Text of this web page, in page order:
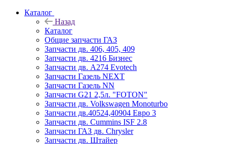
Каталог
Назад
Каталог
Общие запчасти ГАЗ
Запчасти дв. 406, 405, 409
Запчасти дв. 4216 Бизнес
Запчасти дв. A274 Evotech
Запчасти Газель NEXT
Запчасти Газель NN
Запчасти G21 2,5л. "FOTON"
Запчасти дв. Volkswagen Monoturbo
Запчасти дв.40524,40904 Евро 3
Запчасти дв. Cummins ISF 2.8
Запчасти ГАЗ дв. Chrysler
Запчасти дв. Штайер